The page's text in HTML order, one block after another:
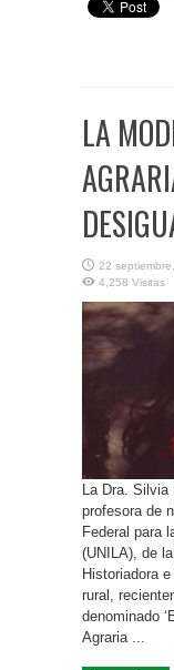
LA
22
4,258 Visitas
La Dra. Silvia
profesora de
Federal para
(UNILA), de
Historiadora
rural,
denominado
Agraria ...